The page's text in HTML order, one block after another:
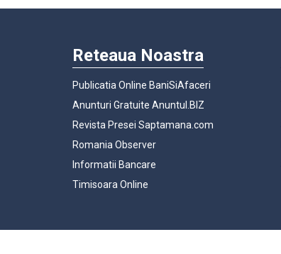
Reteaua Noastra
Publicatia Online BaniSiAfaceri
Anunturi Gratuite Anuntul.BIZ
Revista Presei Saptamana.com
Romania Observer
Informatii Bancare
Timisoara Online